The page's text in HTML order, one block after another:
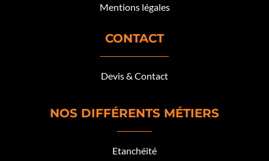
Mentions légales
CONTACT
Devis & Contact
NOS DIFFÉRENTS MÉTIERS
Etanchéité